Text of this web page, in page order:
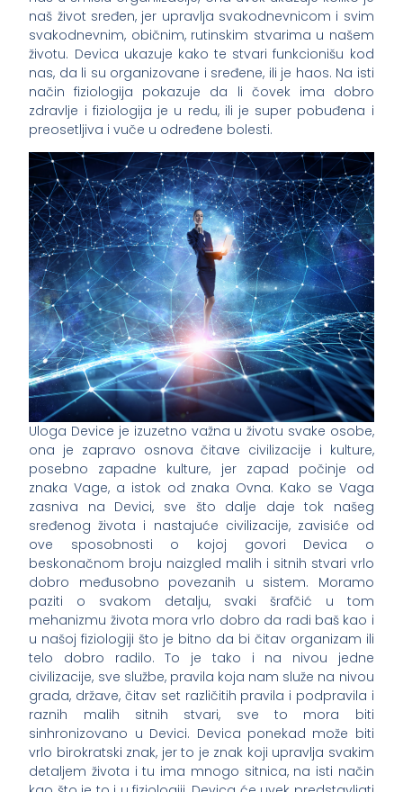
naš život sređen, jer upravlja svakodnevnicom i svim
svakodnevnim, običnim, rutinskim stvarima u našem
životu. Devica ukazuje kako te stvari funkcionišu kod
nas, da li su organizovane i sređene, ili je haos. Na isti
način fiziologija pokazuje da li čovek ima dobro
zdravlje i fiziologija je u redu, ili je super pobuđena i
preosetljiva i vuče u određene bolesti.
Uloga Device je izuzetno važna u životu svake osobe,
ona je zapravo osnova čitave civilizacije i kulture,
posebno zapadne kulture, jer zapad počinje od
znaka Vage, a istok od znaka Ovna. Kako se Vaga
zasniva na Devici, sve što dalje daje tok našeg
sređenog života i nastajuće civilizacije, zavisiće od
ove sposobnosti o kojoj govori Devica o
beskonačnom broju naizgled malih i sitnih stvari vrlo
dobro međusobno povezanih u sistem. Moramo
paziti o svakom detalju, svaki šrafčić u tom
mehanizmu života mora vrlo dobro da radi baš kao i
u našoj fiziologiji što je bitno da bi čitav organizam ili
telo dobro radilo. To je tako i na nivou jedne
civilizacije, sve službe, pravila koja nam služe na nivou
grada, države, čitav set različitih pravila i podpravila i
raznih malih sitnih stvari, sve to mora biti
sinhronizovano u Devici. Devica ponekad može biti
vrlo birokratski znak, jer to je znak koji upravlja svakim
detaljem života i tu ima mnogo sitnica, na isti način